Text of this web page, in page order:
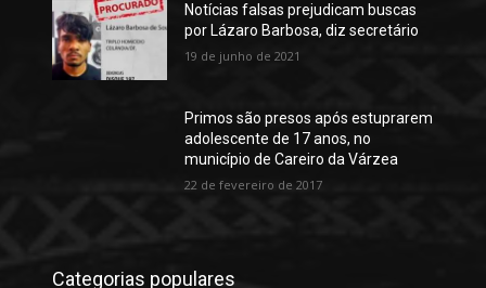
Notícias falsas prejudicam buscas
por Lázaro Barbosa, diz secretário
19 de junho de 2021
Primos são presos após estuprarem
adolescente de 17 anos, no
município de Careiro da Várzea
22 de fevereiro de 2017
Categorias populares